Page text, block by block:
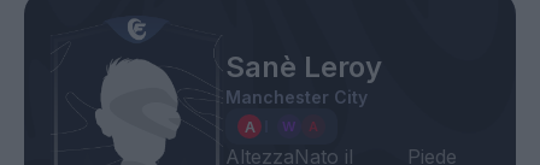
Sanè Leroy
Manchester City
AltezzaNato il
Piede